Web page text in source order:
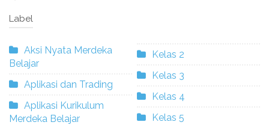
Label
Aksi Nyata Merdeka
Belajar
Aplikasi dan Trading
Aplikasi Kurikulum
Merdeka Belajar
Kelas 2
Kelas 3
Kelas 4
Kelas 5